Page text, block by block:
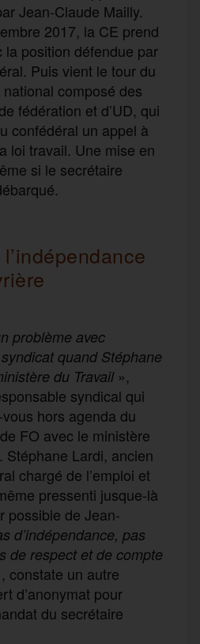
Jean-Claude Mailly.
2017, la CE prend
la position défendue par
Puis vient le tour du
composé des
fédération et d’UD, qui
confédéral un appel à
loi travail. Une mise en
si le secrétaire
problème avec
quand Stéphane
du Travail »,
syndical qui
hors agenda du
FO avec le ministère
Stéphane Lardi, ancien
chargé de l’emploi et
pressenti jusque-là
possible de Jean-
d’indépendance, pas
de respect et de compte
constate un autre
d’anonymat pour
du secrétaire